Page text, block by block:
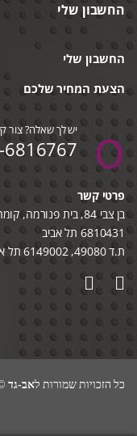
החשבון שלי
החשבון שלי
הצעת המחיר שלכם
יש לך שאלה? צור
6816767
פרטי קשר
בן צבי 84, בית פנורמה, קומה 4, אולם 404
6810431 תל אביב
ת.ד 49080, 6149002 תל אביב
כל הזכויות שמורות לאב-גד© 2001-2018 -